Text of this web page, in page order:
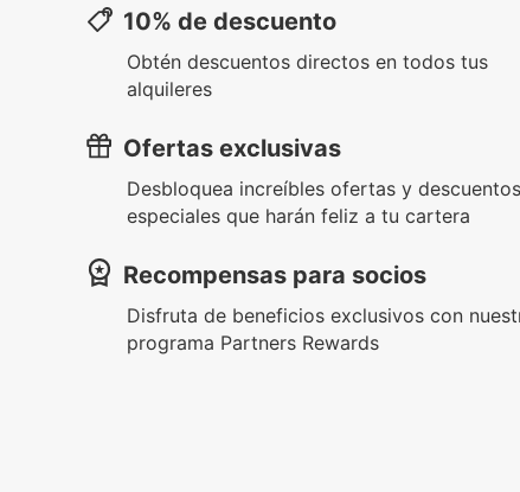
10% de descuento
Obtén descuentos directos en todos tus
alquileres
Ofertas exclusivas
Desbloquea increíbles ofertas y descuentos
especiales que harán feliz a tu cartera
Recompensas para socios
Disfruta de beneficios exclusivos con
programa Partners Rewards